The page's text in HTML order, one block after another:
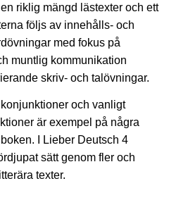
riklig mängd lästexter och ett
följs av innehålls- och
med fokus på
muntlig kommunikation
skriv- och talövningar.
och vanligt
är exempel på några
I Lieber Deutsch 4
sätt genom fler och
texter.